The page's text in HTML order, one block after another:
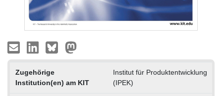
Zugehörige
Institution(en) am KIT
Institut für Produktentwicklung
(IPEK)